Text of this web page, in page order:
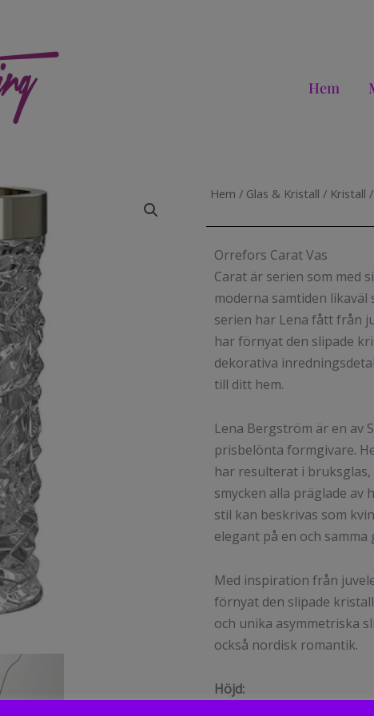
Hem
Hem / Glas & Kristall / Kristall
Orrefors Carat Vas
Carat är serien som med
moderna samtiden
serien har Lena fått från
har förnyat den slipade
dekorativa
till ditt hem.
Lena Bergström är en av
prisbelönta formgivare.
har resulterat i
smycken alla präglade av
stil kan beskrivas som
elegant på en och samma
Med inspiration från
förnyat den slipade
och unika asymmetriska
också nordisk romantik.
Höjd: